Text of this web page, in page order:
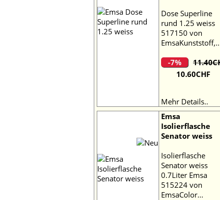
Dose Superline
rund 1.25 weiss
517150 von
-7%
10.60CHF
Mehr Details..
Emsa
Isolierflasche
Senator weiss
Isolierflasche
Senator weiss
0.7Liter Emsa
515224 von
EmsaColor...